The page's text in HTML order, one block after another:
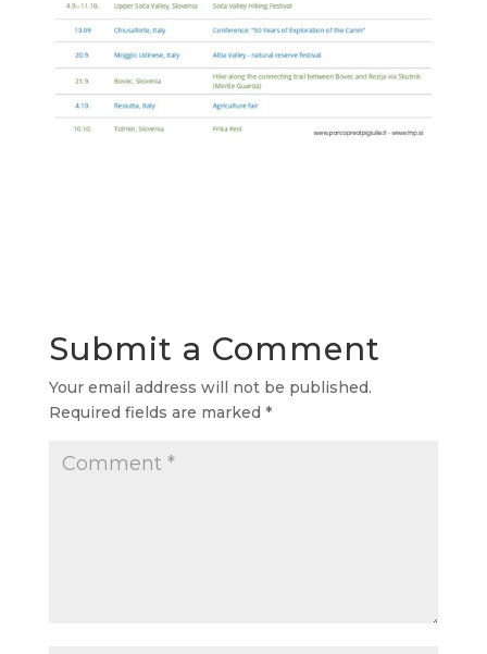
Submit a Comment
Your email address will not be published.
Required fields are marked *